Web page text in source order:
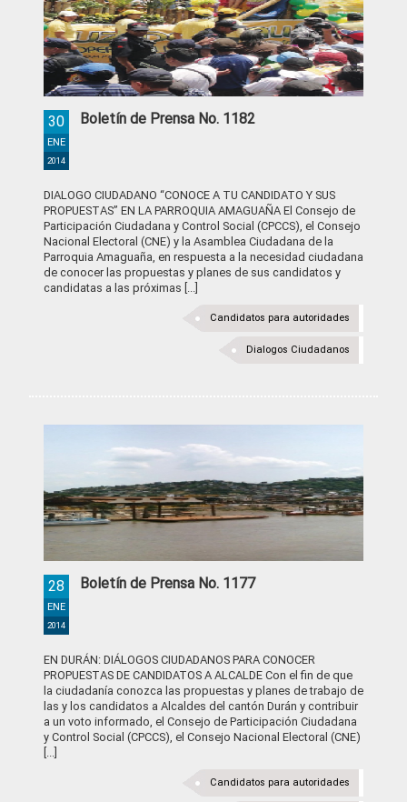
Boletín de Prensa No. 1182
30
ENE
2014
DIALOGO CIUDADANO “CONOCE A TU CANDIDATO Y SUS
PROPUESTAS” EN LA PARROQUIA AMAGUAÑA El Consejo de
Participación Ciudadana y Control Social (CPCCS), el Consejo
Nacional Electoral (CNE) y la Asamblea Ciudadana de la
Parroquia Amaguaña, en respuesta a la necesidad ciudadana
de conocer las propuestas y planes de sus candidatos y
candidatas a las próximas [...]
Candidatos para autoridades
Dialogos Ciudadanos
Boletín de Prensa No. 1177
28
ENE
2014
EN DURÁN: DIÁLOGOS CIUDADANOS PARA CONOCER
PROPUESTAS DE CANDIDATOS A ALCALDE Con el fin de que
la ciudadanía conozca las propuestas y planes de trabajo de
las y los candidatos a Alcaldes del cantón Durán y contribuir
a un voto informado, el Consejo de Participación Ciudadana
y Control Social (CPCCS), el Consejo Nacional Electoral (CNE)
[...]
Candidatos para autoridades